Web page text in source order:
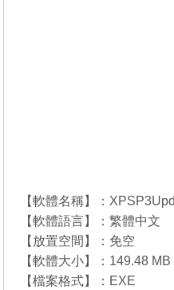
【軟體名稱】：
【軟體語言】：繁體中文
【放置空間】：免空
【軟體大小】：149.48 MB
【檔案格式】：EXE